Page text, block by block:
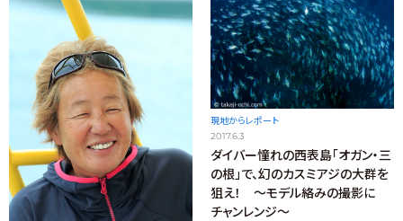
現地からレポート
2017.6.3
ダイバー憧れの西表島「オガン・三
の根」で、幻のカスミアジの大群を
狙え！ ～モデル絡みの撮影に
チャンレンジ～